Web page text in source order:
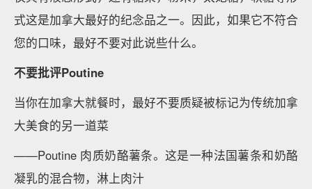
式这是加拿大最好的纪念品之一。因此，如果它不符合
您的口味，最好不要对此说些什么。
不要批评Poutine
当你在加拿大就餐时，最好不要质疑被标记为传统加拿
大美食的另一道菜
——Poutine 肉质奶酪薯条。这是一种法国薯条和奶酪
凝乳的混合物，淋上肉汁